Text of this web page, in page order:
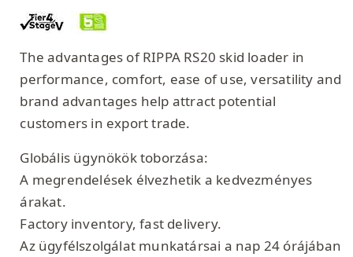
The advantages of RIPPA RS20 skid loader in
performance, comfort, ease of use, versatility and
brand advantages help attract potential
customers in export trade.
Globális ügynökök toborzása:
A megrendelések élvezhetik a kedvezményes
árakat.
Factory inventory, fast delivery.
Az ügyfélszolgálat munkatársai a nap 24 órájában